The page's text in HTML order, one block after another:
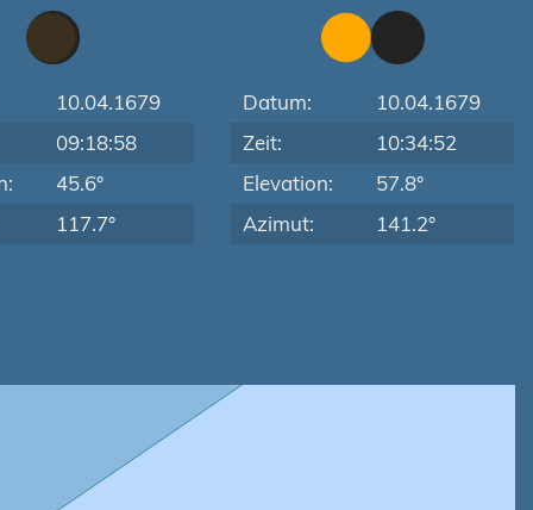
10.04.1679
09:18:58
45.6°
117.7°
Datum:
10.04.1679
Zeit:
10:34:52
Elevation:
57.8°
Azimut:
141.2°